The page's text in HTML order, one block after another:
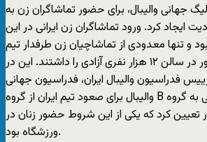
جهانی والیبال، برای حضور تماشاگران زن به
ایجاد کرد. ورود تماشاگران زن ایرانی در این
و تنها معدودی از تماشاچیان زن طرفدار تیم
حریف امکان حضور در سالن ۱۲ هزار نفری آزادی را داشتند. این در
فدراسیون والیبال ایران، فدراسیون جهانی
والیبال برای صعود تیم ایران از گروه B رقابتهای جهانی به گروه A، سه
تعیین کرد که یکی از این شروط حضور زنان در
ورزشگاه بود.